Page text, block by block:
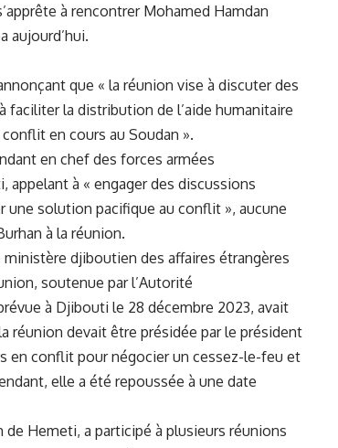
à rencontrer Mohamed Hamdan
aujourd’hui.
que « la réunion vise à discuter‌ des
la distribution de l’aide humanitaire
en cours au Soudan ».
‌en ​chef des forces armées
appelant à « engager des discussions
une ⁣solution pacifique ​au ​conflit », aucune
à la réunion.
djiboutien des affaires étrangères
soutenue par⁣ l’Autorité
⁤à Djibouti le 28 décembre 2023, avait
réunion devait être présidée par le président
en conflit pour négocier un cessez-le-feu et
elle a été⁢ repoussée à une date
Hemeti, a participé à⁤ plusieurs‍ réunions